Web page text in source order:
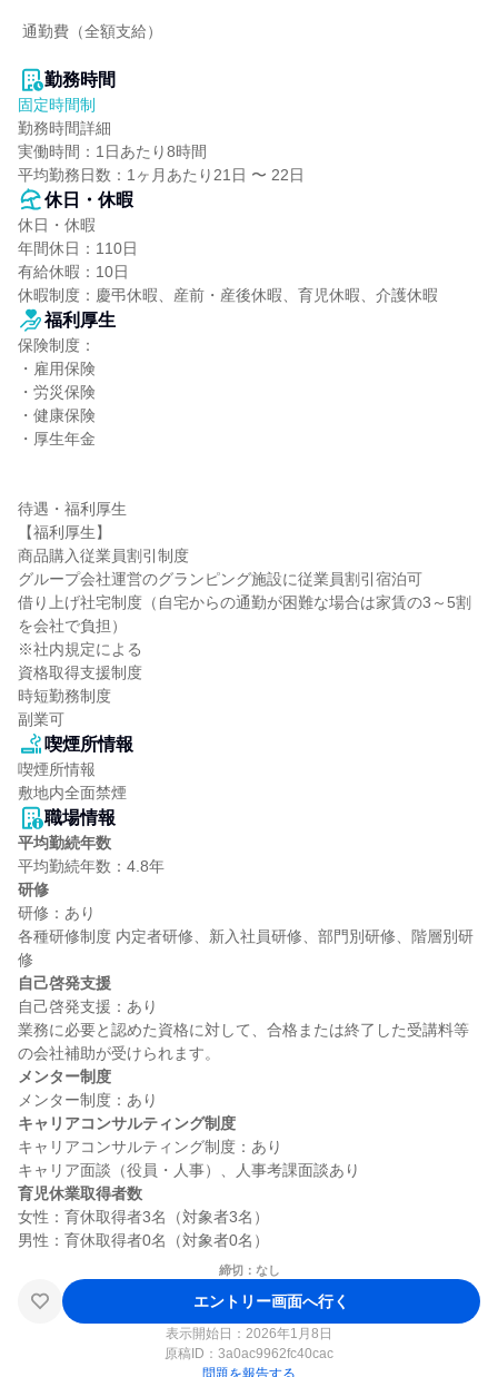
勤務時間
固定時間制
勤務時間詳細
実働時間：1日あたり8時間
平均勤務日数：1ヶ月あたり21日 〜 22日
休日・休暇
休日・休暇
年間休日：110日
有給休暇：10日
休暇制度：慶弔休暇、産前・産後休暇、育児休暇、介護休暇
福利厚生
保険制度：
・雇用保険
・労災保険
・健康保険
・厚生年金
待遇・福利厚生
【福利厚生】
商品購入従業員割引制度
グループ会社運営のグランピング施設に従業員割引宿泊可
借り上げ社宅制度（自宅からの通勤が困難な場合は家賃の3～5割
を会社で負担）
※社内規定による
資格取得支援制度
時短勤務制度
副業可
喫煙所情報
喫煙所情報
敷地内全面禁煙
職場情報
平均勤続年数
研修
研修：あり
各種研修制度 内定者研修、新入社員研修、部門別研修、階層別研
自己啓発支援
自己啓発支援：あり
業務に必要と認めた資格に対して、合格または終了した受講料等
メンター制度
キャリアコンサルティング制度
キャリアコンサルティング制度：あり
育児休業取得者数
女性：育休取得者3名（対象者3名）
締切：なし
エントリー画面へ行く
表示開始日：2026年1月8日
原稿ID： 3a0ac9962fc40cac
問題を報告する